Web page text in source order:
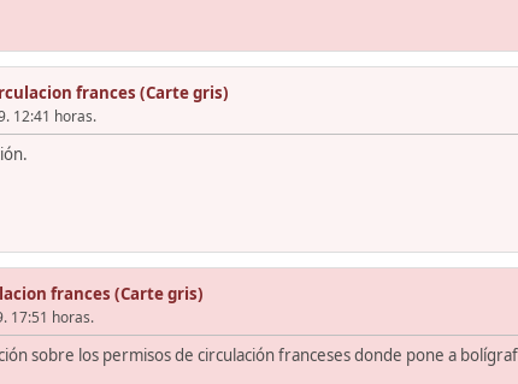
frances (Carte gris)
12:41 horas.
frances (Carte gris)
17:51 horas.
sobre los permisos de circulación franceses donde pone a